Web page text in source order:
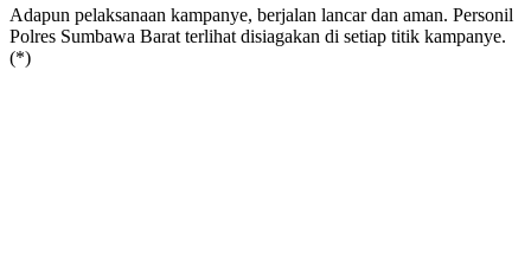
Adapun pelaksanaan kampanye, berjalan lancar dan aman. Personil
Polres Sumbawa Barat terlihat disiagakan di setiap titik kampanye.
(*)